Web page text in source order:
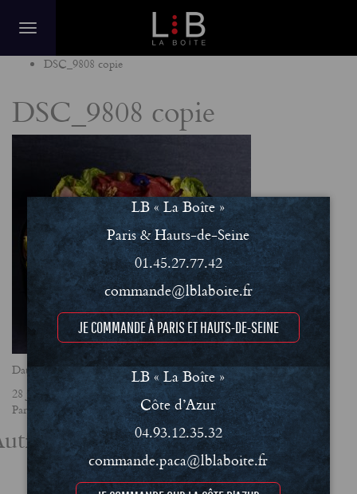
DSC_9808 copie
DSC_9808 copie
Date
28 janvier 2023
Partager
actualités
LB « La Boîte »
Paris & Hauts-de-Seine
01.45.27.77.42
commande@lblaboite.fr
JE COMMANDE À PARIS ET HAUTS-DE-SEINE
LB « La Boîte »
Côte d’Azur
04.93.12.35.32
commande.paca@lblaboite.fr